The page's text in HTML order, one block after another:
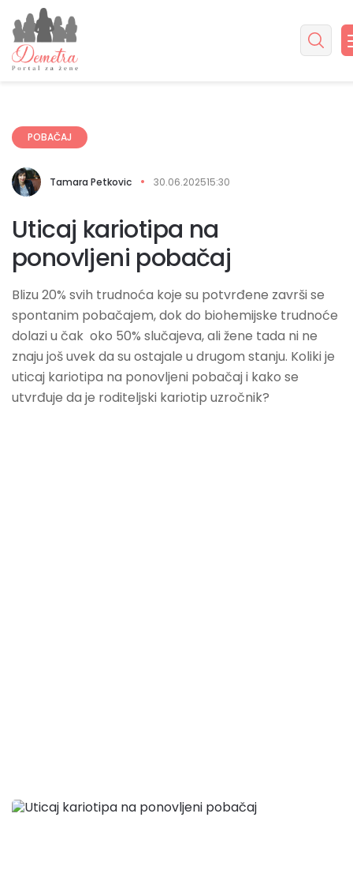
POBAČAJ
Tamara Petkovic 30.06.202515:30
Uticaj kariotipa na
ponovljeni pobačaj
Blizu 20% svih trudnoća koje su potvrđene završi se
spontanim pobačajem, dok do biohemijske trudnoće
dolazi u čak oko 50% slučajeva, ali žene tada ni ne
znaju još uvek da su ostajale u drugom stanju. Koliki je
uticaj kariotipa na ponovljeni pobačaj i kako se
utvrđuje da je roditeljski kariotip uzročnik?